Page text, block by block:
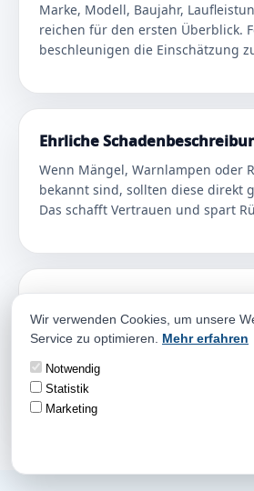
Marke, Modell, Baujahr,
reichen für den ersten Überblick.
beschleunigen die Einschätzung
Ehrliche
Wenn Mängel, Warnlampen oder
bekannt sind, sollten diese direkt
Das schafft Vertrauen und spart
Sie entscheiden erst nach dem
Verkauf möchten. Für den
vorschnell unterschrieben werden.
Wir verwenden Cookies, um unsere
Service zu optimieren. Mehr erfahren
Notwendig
Statistik
Marketing